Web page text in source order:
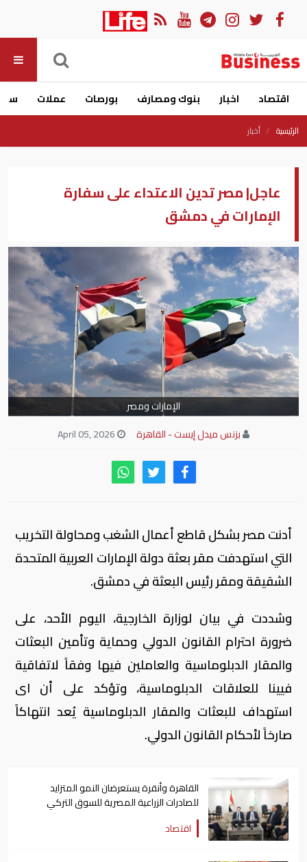
اقتصاد اخبار بنوك ومصارف بورصات عملات
الرئيسية أخبار
عاجل| مصر تدين الاعتداء على سفارة
الإمارات في دمشق
الإمارات ومصر
بزنس ميدل إيست - القاهرة
أدنت مصر بشكل قاطع أعمال الشغب ومحاولة التخريب
التي استهدفت مقر بعثة دولة الإمارات العربية المتحدة
الشقيقة ومقر رئيس البعثة في دمشق.
وشددت في بيان لوزارة الخارجية، اليوم الأحد، على
ضرورة احترام القانون الدولي وحماية وتأمين البعثات
والمقار الدبلوماسية والعاملين فيها وفقاً لاتفاقية
فيينا للعلاقات الدبلوماسية، وتؤكد على أن اى
استهداف للبعثات والمقار الدبلوماسية يُعد انتهاكاً
صارخاً لأحكام القانون الدولي.
القاهرة وأنقرة يستعرضان النمو المتزايد
للصادرات الزراعية المصرية للسوق التركي
اقتصاد